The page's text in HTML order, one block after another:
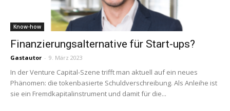
Know-how
Finanzierungsalternative für Start-ups?
Gastautor - 9. März 2023
In der Venture Capital-Szene trifft man aktuell auf ein neues
Phänomen: die tokenbasierte Schuldverschreibung. Als Anleihe ist
sie ein Fremdkapitalinstrument und damit für die...